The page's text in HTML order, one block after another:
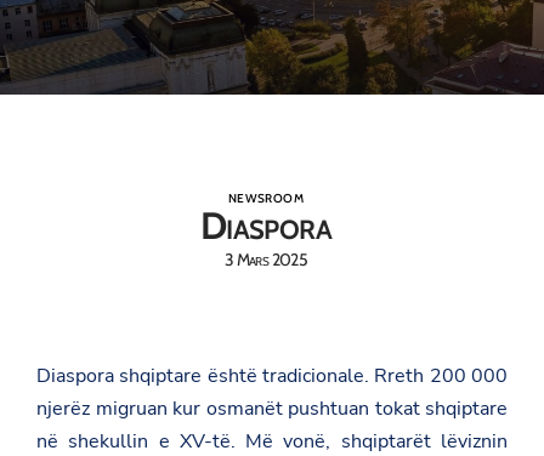
NEWSROOM
Diaspora
3 Mars 2025
Diaspora shqiptare është tradicionale. Rreth 200 000
njerëz migruan kur osmanët pushtuan tokat shqiptare
në shekullin e XV-të. Më vonë, shqiptarët lëviznin